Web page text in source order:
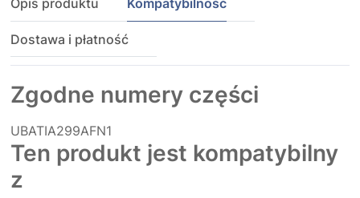
Opis produktu Kompatybilność
Dostawa i płatność
Zgodne numery części
UBATIA299AFN1
Ten produkt jest kompatybilny
z